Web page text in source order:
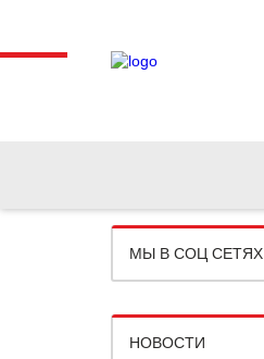
МЫ В СОЦ СЕТЯХ
НОВОСТИ